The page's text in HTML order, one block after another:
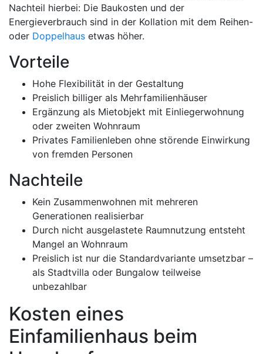
Nachteil hierbei: Die Baukosten und der
Energieverbrauch sind in der Kollation mit dem Reihen-
oder Doppelhaus etwas höher.
Vorteile
Hohe Flexibilität in der Gestaltung
Preislich billiger als Mehrfamilienhäuser
Ergänzung als Mietobjekt mit Einliegerwohnung
oder zweiten Wohnraum
Privates Familienleben ohne störende Einwirkung
von fremden Personen
Nachteile
Kein Zusammenwohnen mit mehreren
Generationen realisierbar
Durch nicht ausgelastete Raumnutzung entsteht
Mangel an Wohnraum
Preislich ist nur die Standardvariante umsetzbar –
als Stadtvilla oder Bungalow teilweise
unbezahlbar
Kosten eines
Einfamilienhaus beim